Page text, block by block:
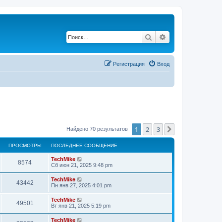
Поиск
Вход
Регистрация
Найдено 70 результатов 1 2 3
ПРОСМОТРЫ ПОСЛЕДНЕЕ СООБЩЕНИЕ
8574
TechMike
Сб июн 21, 2025 9:48 pm
43442
TechMike
Пн янв 27, 2025 4:01 pm
49501
TechMike
Вт янв 21, 2025 5:19 pm
TechMike